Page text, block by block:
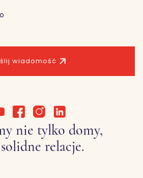
wiadomość
nie tylko domy,
relacje.